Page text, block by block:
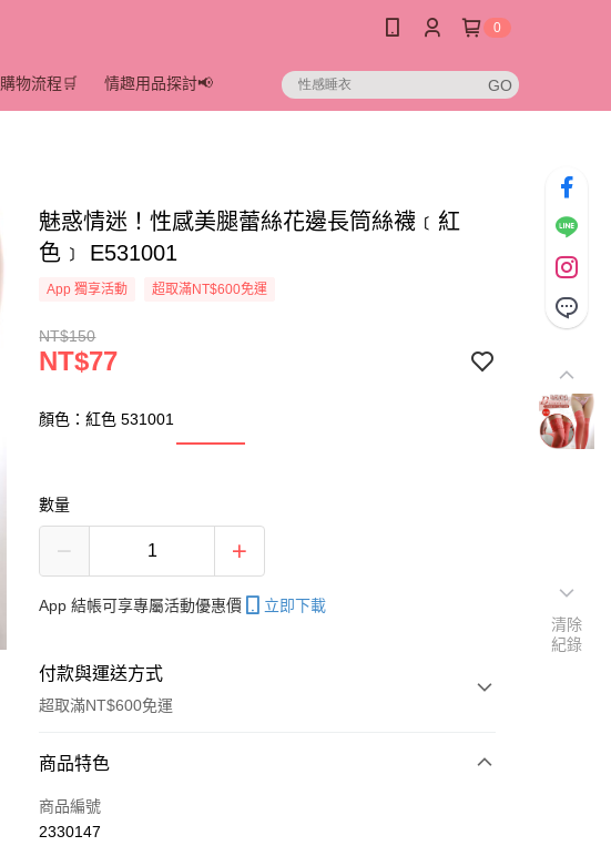
0
購物流程🛒 情趣用品探討📢
魅惑情迷！性感美腿蕾絲花邊長筒絲襪﹝紅
色﹞ E531001
App 獨享活動 超取滿NT$600免運
NT$150
NT$77
顏色：紅色 531001
數量
App 結帳可享專屬活動優惠價 立即下載
付款與運送方式
超取滿NT$600免運
付款方式
信用卡一次付款
商品特色
商品編號
2330147
清除
紀錄